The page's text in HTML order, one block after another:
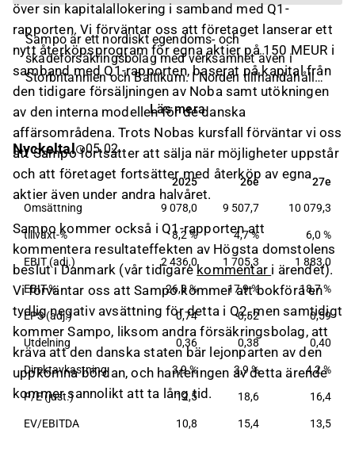
över sin kapitalallokering i samband med Q1-
rapporten. Vi förväntar oss att företaget lanserar ett
nytt återköpsprogram för egna aktier på 150 MEUR i
samband med Q1-rapporten, baserat på kapital från
den tidigare försäljningen av Noba samt utökningen
av den interna modellen för de danska
affärsområdena. Trots Nobas kursfall förväntar vi oss
att Sampo fortsätter att sälja när möjligheter uppstår
och att företaget fortsätter med återköp av egna
aktier även under andra halvåret.
Sampo kommer också i Q1-rapporten att
kommentera resultateffekten av Högsta domstolens
beslut i Danmark (vår tidigarekommentar i ärendet).
Vi förväntar oss att Sampo kommer att bokföra en
tydlig negativ avsättning för detta i Q2, men samtidigt
kommer Sampo, liksom andra försäkringsbolag, att
kräva att den danska staten bär lejonparten av den
uppkomna bördan, och hanteringen av detta ärende
kommer sannolikt att ta lång tid.
Sampo är ett nordiskt egendoms- och
skadeförsäkringsbolag med verksamhet även i
Storbritannien och Baltikum. I Norden tillhandahåller
Sampo försäkringstjänster i alla länder,
kundsegment och produkter. I Storbritannien erbjuder
bolaget motor- och hemförsäkringar för
privatpersoner. Koncernen består av If P&C,
Topdanmark, Hastings och moderbolaget Sampo.
Sampo grundades år 1909 och har sitt huvudkontor i
Helsingfors, Finland.
Läs mera
Nyckeltal 05.02.
2025 26e 27e
2025 26e 27e
Omsättning 9 078,0 9 507,7 10 079,3
tillväxt-% 8,2 % 4,7 % 6,0 %
EBIT (adj.) 2 436,0 1 705,3 1 883,0
EBIT-% 26,8 % 17,9 % 18,7 %
EPS (adj.) 0,74 0,52 0,59
Utdelning 0,36 0,38 0,40
Direktavkastning 3,9 % 3,9 % 4,2 %
P/E (just.) 12,5 18,6 16,4
EV/EBITDA 10,8 15,4 13,5